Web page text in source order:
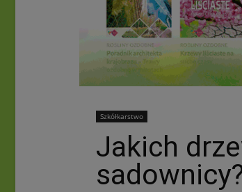
Szkółkarstwo
Jakich